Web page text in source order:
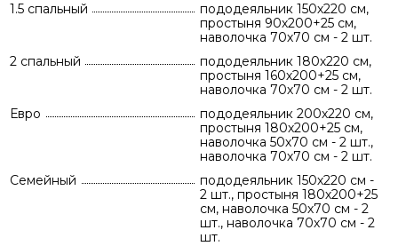
1.5 спальный
пододеяльник 150х220 см,
простыня 90х200+25 см,
наволочка 70х70 см - 2 шт.
2 спальный
пододеяльник 180х220 см,
простыня 160х200+25 см,
наволочка 70х70 см - 2 шт.
Евро
пододеяльник 200х220 см,
простыня 180х200+25 см,
наволочка 50х70 см - 2 шт.,
наволочка 70х70 см - 2 шт.
Семейный
пододеяльник 150х220 см -
2 шт., простыня 180х200+25
см, наволочка 50х70 см - 2
шт., наволочка 70х70 см - 2
шт.